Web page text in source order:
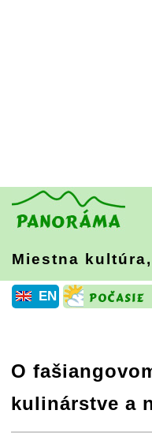
Miestna
EN
O
kulinárstve a